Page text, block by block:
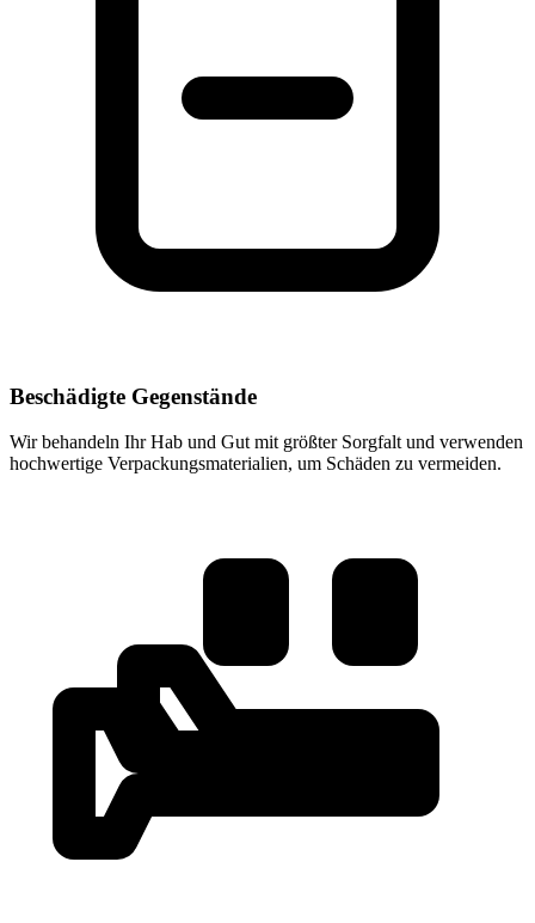
Beschädigte Gegenstände
Wir behandeln Ihr Hab und Gut mit größter Sorgfalt und verwenden
hochwertige Verpackungsmaterialien, um Schäden zu vermeiden.